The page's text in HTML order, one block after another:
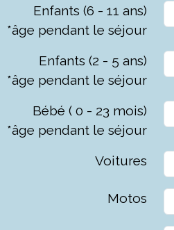
Enfants (6 - 11 ans)
*âge pendant le séjour
Enfants (2 - 5 ans)
*âge pendant le séjour
Bébé ( 0 - 23 mois)
*âge pendant le séjour
Voitures
Motos